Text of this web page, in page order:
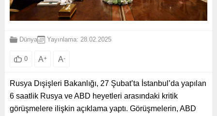
Dünya Yayınlama: 28.02.2025
0 A+ A-
Rusya Dışişleri Bakanlığı, 27 Şubat’ta İstanbul’da yapılan
6 saatlik Rusya ve ABD heyetleri arasındaki kritik
görüşmelere ilişkin açıklama yaptı. Görüşmelerin, ABD